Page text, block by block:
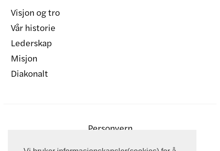
Visjon og tro
Vår historie
Lederskap
Misjon
Diakonalt
Personvern